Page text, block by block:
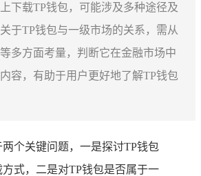
下载TP钱包，可能涉及多种途径及
于TP钱包与一级市场的关系，需从
多方面考量，判断它在金融市场中
容，有助于用户更好地了解TP钱包
个关键问题，一是探讨TP钱包
式，二是对TP钱包是否属于一